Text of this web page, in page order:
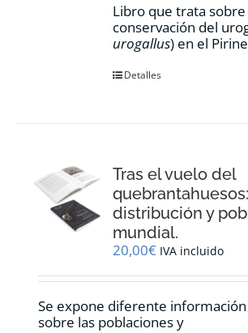
Libro que trata
conservación del
urogallus) en el
Detalles
Tras el vuelo del
quebrantahuesos:
distribución y
mundial.
20,00€ IVA incluido
Se expone diferente información
sobre las poblaciones y